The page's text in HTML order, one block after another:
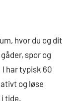
hvor du og dit
spor og
har typisk 60
og løse
tide.